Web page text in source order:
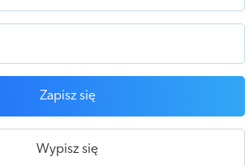
Zapisz się
Wypisz się